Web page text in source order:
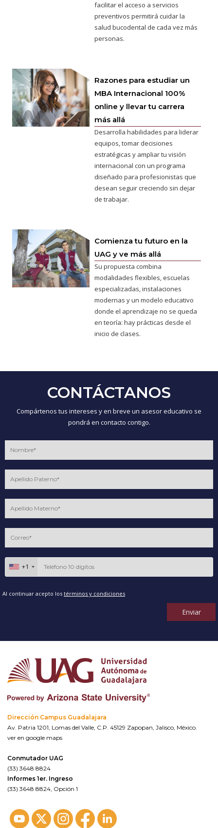
facilitar el acceso a servicios
preventivos permitirá cuidar la
salud bucodental de cada vez más
personas.
Razones para estudiar un
MBA Internacional 100%
online y llevar tu carrera
más allá
Desarrolla habilidades para liderar
equipos, tomar decisiones
estratégicas y ampliar tu visión
internacional con un programa
diseñado para profesionistas que
desean seguir creciendo sin dejar
de trabajar.
Comienza tu futuro en la
UAG y ve más allá
Su propuesta combina
modalidades flexibles, escuelas
especializadas, instalaciones
modernas y un modelo educativo
donde el aprendizaje no se queda
en teoría: hay prácticas desde el
inicio de clases.
CONTÁCTANOS
Compártenos tus intereses y en breve un asesor educativo se
pondrá en contacto contigo.
+1
Al continuar acepto los términos y condiciones
Enviar
Dirección Campus Guadalajara
Av. Patria 1201, Lomas del Valle, C.P. 45129 Zapopan, Jalisco, México.
ver en google maps
Conmutador UAG
(33) 3648 8824
Informes 1er. Ingreso
(33) 3648 8824, Opción 1